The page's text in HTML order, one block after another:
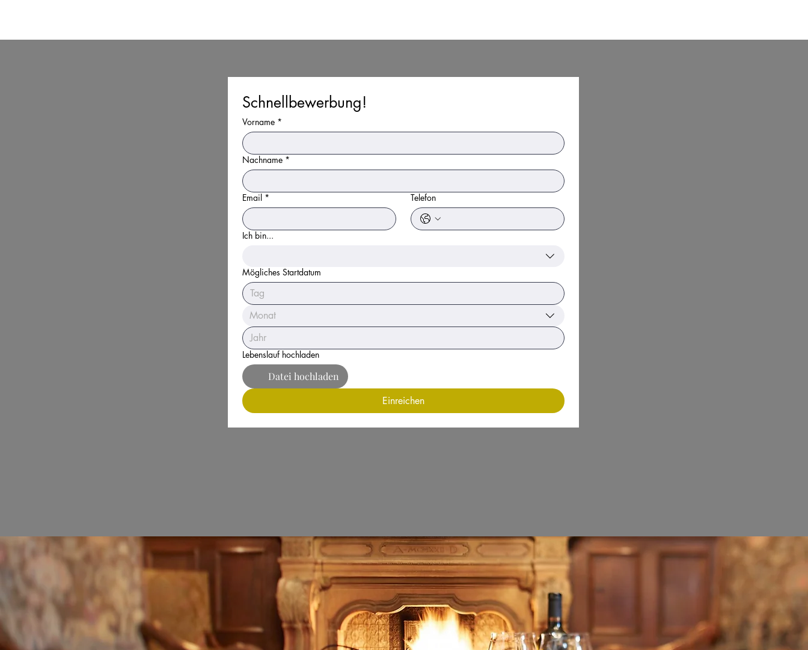
Schnellbewerbung!
Vorname *
Nachname *
Email * Telefon
Ich bin...
Mögliches Startdatum
Monat
Lebenslauf hochladen
Datei hochladen
Einreichen